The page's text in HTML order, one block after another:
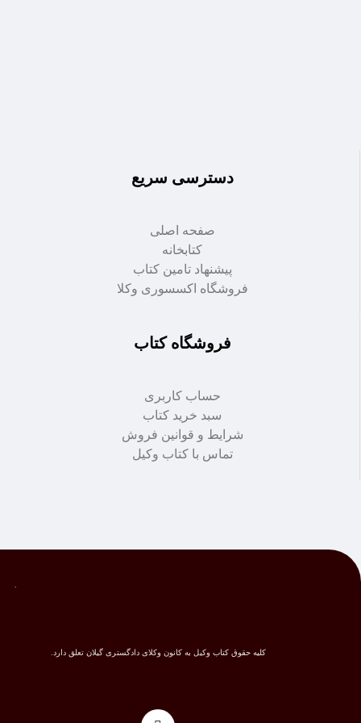
دسترسی سریع
صفحه اصلی
کتابخانه
پیشنهاد تامین کتاب
فروشگاه اکسسوری وکلا
فروشگاه کتاب
حساب کاربری
سبد خرید کتاب
شرایط و قوانین فروش
تماس با کتاب وکیل
کلیه حقوق کتاب وکیل به کانون وکلای دادگستری گیلان تعلق دارد.